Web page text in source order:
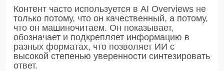
Контент часто используется в AI Overviews не
только потому, что он качественный, а потому,
что он машиночитаем. Он показывает,
обозначает и подкрепляет информацию в
разных форматах, что позволяет ИИ с
высокой степенью уверенности синтезировать
ответ.